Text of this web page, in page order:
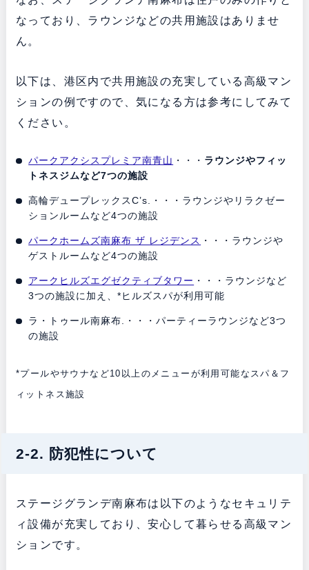
なっており、ラウンジなどの共用施設はありませ
ん。
以下は、港区内で共用施設の充実している高級マン
ションの例ですので、気になる方は参考にしてみて
ください。
パークアクシスプレミア南青山 ・・・ ラウンジやフィッ
トネスジムなど7つの施設
高輪デュープレックスC’s.・・・ラウンジやリラクゼー
ションルームなど4つの施設
パークホームズ南麻布 ザ レジデンス ・・・ラウンジや
ゲストルームなど4つの施設
アークヒルズエグゼクティブタワー ・・・ラウンジなど
3つの施設に加え、*ヒルズスパが利用可能
ラ・トゥール南麻布.・・・パーティーラウンジなど3つ
の施設
*プールやサウナなど10以上のメニューが利用可能なスパ＆フ
ィットネス施設
2-2. 防犯性について
ステージグランデ南麻布は以下のようなセキュリテ
ィ設備が充実しており、安心して暮らせる高級マン
ションです。